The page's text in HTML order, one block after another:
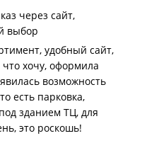
через сайт,
выбор
удобный сайт,
хочу, оформила
возможность
есть парковка,
зданием ТЦ, для
это роскошь!